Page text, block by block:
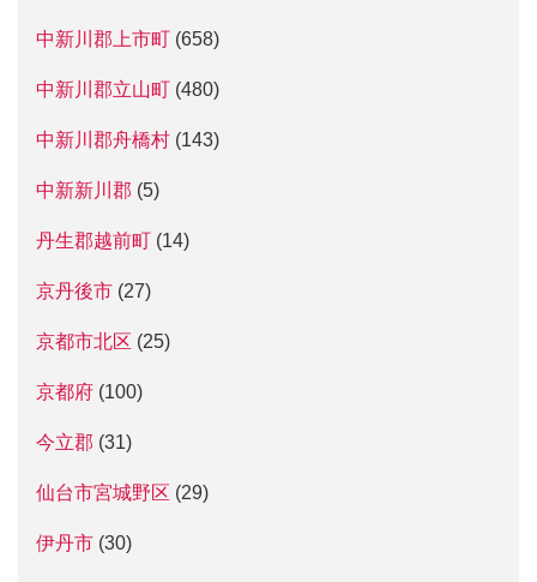
中新川郡上市町 (658)
中新川郡立山町 (480)
中新川郡舟橋村 (143)
中新新川郡 (5)
丹生郡越前町 (14)
京丹後市 (27)
京都市北区 (25)
京都府 (100)
今立郡 (31)
仙台市宮城野区 (29)
伊丹市 (30)